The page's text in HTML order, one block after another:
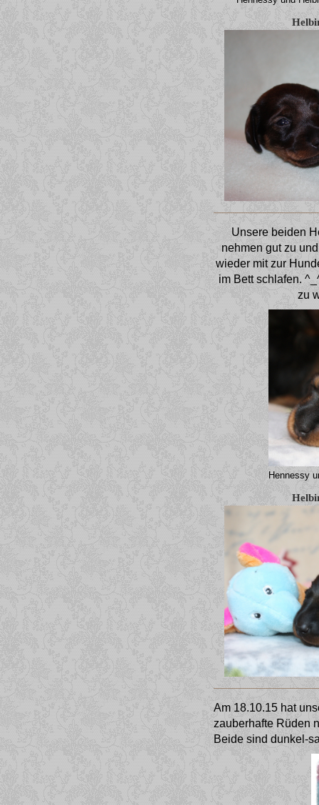
Unsere beiden
nehmen gut zu
wieder mit zur
im Bett schlafen.
zu
Hennessy
Am 18.10.15 hat
zauberhafte Rüden
Beide sind dunkel-